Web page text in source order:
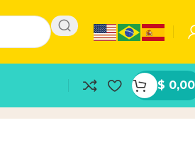
$ 0,00